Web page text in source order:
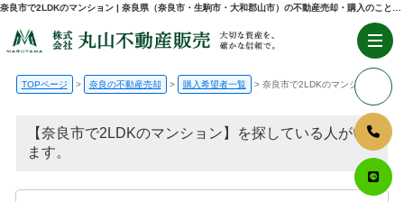
TOPページ 奈良の不動産売却 購入希望者一覧 奈良市で2LDKのマンション
【奈良市で2LDKのマンション】を探している人がい
ます。